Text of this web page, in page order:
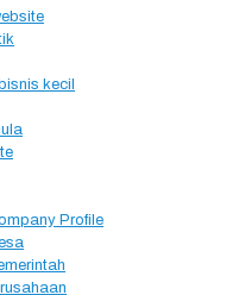
kecil
Profile